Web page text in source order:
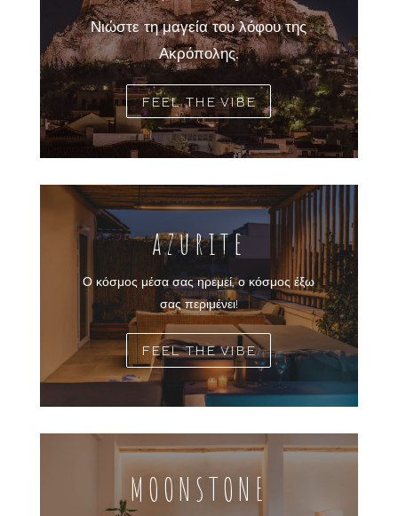
Νιώστε τη μαγεία του λόφου της
Ακρόπολης.
FEEL THE VIBE
azurite
Ο κόσμος μέσα σας ηρεμεί, ο κόσμος έξω
σας περιμένει!
FEEL THE VIBE
MOONSTONE